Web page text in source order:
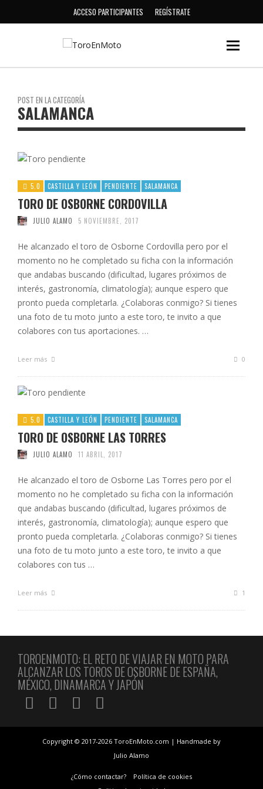
ACCESO PARTICIPANTES REGÍSTRATE
POST EN LA CATEGORÍA
SALAMANCA
5.0 CASTILLA Y LEÓN PENDIENTE SALAMANCA
TORO DE OSBORNE CORDOVILLA
JULIO ALAMO 5 NOVIEMBRE, 2017
He alcanzado el toro de Osborne Cordovilla pero por el
momento no he completado su ficha con la información
que andabas buscando (dificultad, lugares próximos de
interés, gastronomía, climatología); aunque espero que
pronto pueda completarla. ¿Colaboras conmigo? Si tienes
una foto de tu moto junto a este toro, te invito a que
colabores con tus aportaciones. …
Leer más 0
5.0 CASTILLA Y LEÓN PENDIENTE SALAMANCA
TORO DE OSBORNE LAS TORRES
JULIO ALAMO 11 ABRIL, 2017
He alcanzado el toro de Osborne Las Torres pero por el
momento no he completado su ficha con la información
que andabas buscando (dificultad, lugares próximos de
interés, gastronomía, climatología); aunque espero que
pronto pueda completarla. ¿Colaboras conmigo? Si tienes
una foto de tu moto junto a este toro, te invito a que
colabores con tus …
Leer más 1
TOROENMOTO: EL RETO DE VIAJAR EN MOTO PARA
ALCANZAR LOS TOROS DE OSBORNE DE ESPAÑA,
MÉXICO, DINAMARCA Y JAPÓN
Copyright © 2017-2026 ToroEnMoto.com | Handmade by
Julio Alamo
¿Cómo contactar?
Política de cookies